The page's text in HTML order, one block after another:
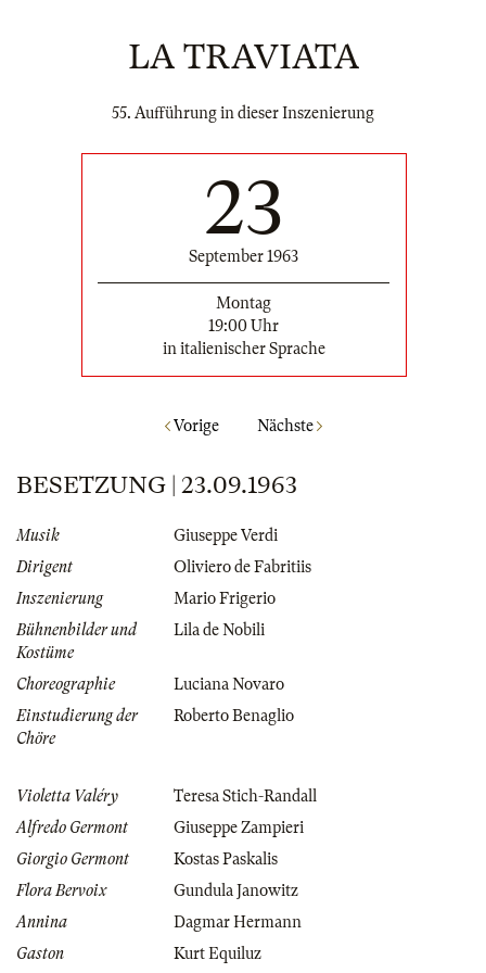
LA TRAVIATA
55. Aufführung in dieser Inszenierung
23
September 1963
Montag
19:00 Uhr
in italienischer Sprache
Vorige Nächste
BESETZUNG | 23.09.1963
Musik
Giuseppe Verdi
Dirigent
Oliviero de Fabritiis
Inszenierung
Mario Frigerio
Bühnenbilder und
Kostüme
Lila de Nobili
Choreographie
Luciana Novaro
Einstudierung der
Chöre
Roberto Benaglio
Violetta Valéry
Teresa Stich-Randall
Alfredo Germont
Giuseppe Zampieri
Giorgio Germont
Kostas Paskalis
Flora Bervoix
Gundula Janowitz
Annina
Dagmar Hermann
Gaston
Kurt Equiluz